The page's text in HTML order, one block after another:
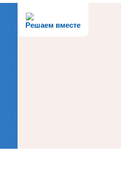
Решаем вместе